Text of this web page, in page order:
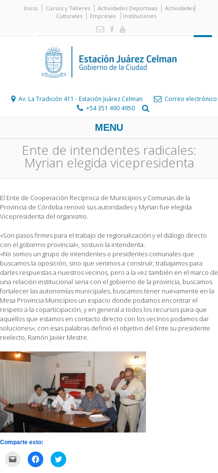
Inicio Cursos y Talleres Actividades Deportivas
Actividades
Culturales
Empresas Instituciones
Av. La Tradición 411 - Estación Juárez Celman
Correo electrónico
+54 351 490 4950
MENU
Ente de intendentes radicales:
Myrian elegida vicepresidenta
El Ente de Cooperación Recíproca de Municipios y Comunas de la
Provincia de Córdoba renovó sus autoridades y Myrian fue elegida
Vicepresidenta del organismo.
«Son pasos firmes para el trabajo de regionalización y el diálogo directo
con el gobierno provincial», sostuvo la intendenta.
«No somos un grupo de intendentes o presidentes comunales que
buscamos la oposición, sino que venimos a construír, trabajamos para
darles respuestas a nuestros vecinos, pero a la vez también en el marco de
una relación institucional seria con el gobierno de la provincia, buscamos
fortalecer las autonomías municipales, buscamos tener nuevamente en la
Mesa Provincia Municipios un espacio donde podamos encontrar el
respeto a la coparticipación, y en general a todos los recursos para que
aquellos que estamos en contacto directo con los vecinos podamos dar
soluciones»; con esas palabras definió el objetivo del Ente su presidente
reelecto, Ramón Javier Mestre.
Comparte esto:
Haz
clic
Haz
clic